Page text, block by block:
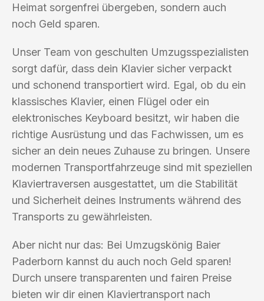
Heimat sorgenfrei übergeben, sondern auch
noch Geld sparen.
Unser Team von geschulten Umzugsspezialisten
sorgt dafür, dass dein Klavier sicher verpackt
und schonend transportiert wird. Egal, ob du ein
klassisches Klavier, einen Flügel oder ein
elektronisches Keyboard besitzt, wir haben die
richtige Ausrüstung und das Fachwissen, um es
sicher an dein neues Zuhause zu bringen. Unsere
modernen Transportfahrzeuge sind mit speziellen
Klaviertraversen ausgestattet, um die Stabilität
und Sicherheit deines Instruments während des
Transports zu gewährleisten.
Aber nicht nur das: Bei Umzugskönig Baier
Paderborn kannst du auch noch Geld sparen!
Durch unsere transparenten und fairen Preise
bieten wir dir einen Klaviertransport nach